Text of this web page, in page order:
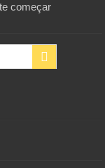
começar